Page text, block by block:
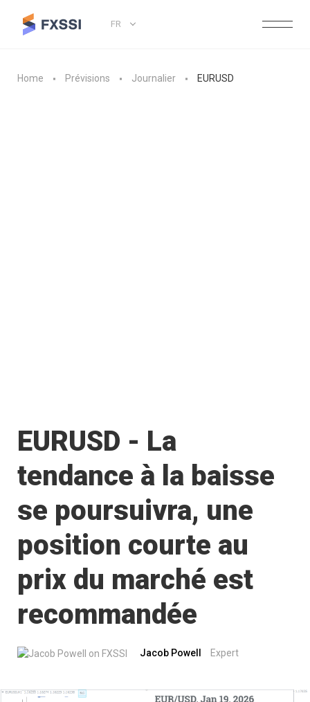
FR
Home Prévisions Journalier EURUSD
EURUSD - La
tendance à la baisse
se poursuivra, une
position courte au
prix du marché est
recommandée
Jacob Powell Expert